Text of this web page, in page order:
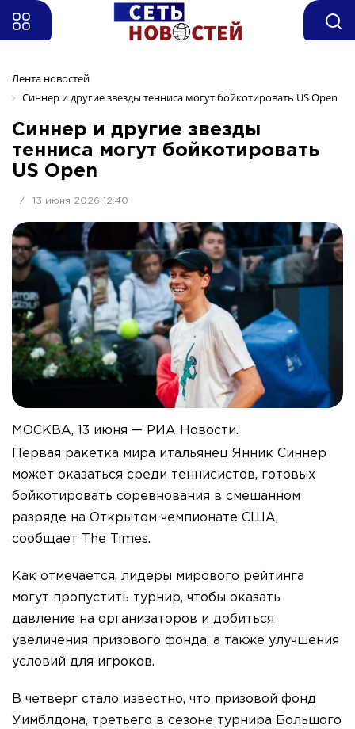
Лента новостей
Синнер и другие звезды тенниса могут бойкотировать US Open
Синнер и другие звезды
тенниса могут бойкотировать
US Open
/ 13 июня 2026 12:40
МОСКВА, 13 июня — РИА Новости.
Первая ракетка мира итальянец Янник Синнер
может оказаться среди теннисистов, готовых
бойкотировать соревнования в смешанном
разряде на Открытом чемпионате США,
сообщает The Times.
Как отмечается, лидеры мирового рейтинга
могут пропустить турнир, чтобы оказать
давление на организаторов и добиться
увеличения призового фонда, а также улучшения
условий для игроков.
В четверг стало известно, что призовой фонд
Уимблдона, третьего в сезоне турнира Большого